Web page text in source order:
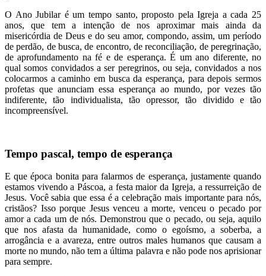
O Ano Jubilar é um tempo santo, proposto pela Igreja a cada 25
anos, que tem a intenção de nos aproximar mais ainda da
misericórdia de Deus e do seu amor, compondo, assim, um período
de perdão, de busca, de encontro, de reconciliação, de peregrinação,
de aprofundamento na fé e de esperança. É um ano diferente, no
qual somos convidados a ser peregrinos, ou seja, convidados a nos
colocarmos a caminho em busca da esperança, para depois sermos
profetas que anunciam essa esperança ao mundo, por vezes tão
indiferente, tão individualista, tão opressor, tão dividido e tão
incompreensível.
Tempo pascal, tempo de esperança
E que época bonita para falarmos de esperança, justamente quando
estamos vivendo a Páscoa, a festa maior da Igreja, a ressurreição de
Jesus. Você sabia que essa é a celebração mais importante para nós,
cristãos? Isso porque Jesus venceu a morte, venceu o pecado por
amor a cada um de nós. Demonstrou que o pecado, ou seja, aquilo
que nos afasta da humanidade, como o egoísmo, a soberba, a
arrogância e a avareza, entre outros males humanos que causam a
morte no mundo, não tem a última palavra e não pode nos aprisionar
para sempre.